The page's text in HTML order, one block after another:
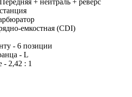
емкостная (CDI)
- 6 позиции
- L
- 2,42 : 1